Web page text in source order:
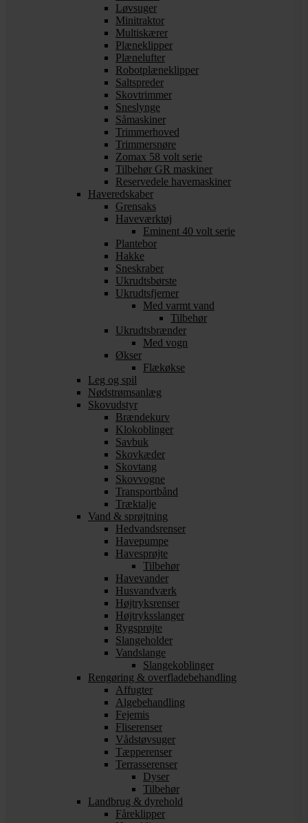
Løvsuger
Minitraktor
Multiskærer
Plæneklipper
Plænelufter
Robotplæneklipper
Saltspreder
Skovtrimmer
Sneslynge
Såmaskiner
Trimmerhoved
Trimmersnøre
Zomax 58 volt serie
Tilbehør GR maskiner
Reservedele havemaskiner
Haveredskaber
Grensaks
Haveværktøj
Eminent 40 volt serie
Plantebor
Hakke
Sneskraber
Ukrudtsbørste
Ukrudtsfjerner
Med varmt vand
Tilbehør
Ukrudtsbrænder
Med vogn
Økser
Flækøkse
Leg og spil
Nødstrømsanlæg
Skovudstyr
Brændekurv
Klokoblinger
Savbuk
Skovkæder
Skovtang
Skovvogne
Transportbånd
Træktalje
Vand & sprøjtning
Hedvandsrenser
Havepumpe
Havesprøjte
Tilbehør
Havevander
Husvandværk
Højtryksrenser
Højtryksslanger
Rygsprøjte
Slangeholder
Vandslange
Slangekoblinger
Rengøring & overfladebehandling
Affugter
Algebehandling
Fejemis
Fliserenser
Vådstøvsuger
Tæpperenser
Terrasserenser
Dyser
Tilbehør
Landbrug & dyrehold
Fåreklipper